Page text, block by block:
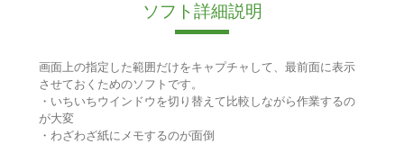
ソフト詳細説明
画面上の指定した範囲だけをキャプチャして、最前面に表示
させておくためのソフトです。
・いちいちウインドウを切り替えて比較しながら作業するの
が大変
・わざわざ紙にメモするのが面倒